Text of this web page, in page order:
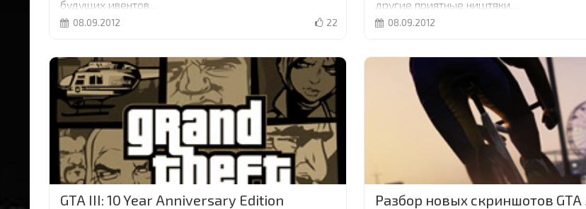
будущих ивентов
22
08.09.2012
другие приятные ништяки.
08.09.2012
GTA III: 10 Year Anniversary Edition Разбор новых скриншотов GTA